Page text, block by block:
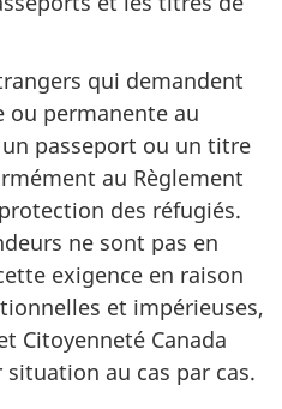
qui demandent
ou permanente au
passeport ou un titre
au Règlement
des réfugiés.
ne sont pas en
exigence en raison
et impérieuses,
Citoyenneté Canada
situation au cas par cas.